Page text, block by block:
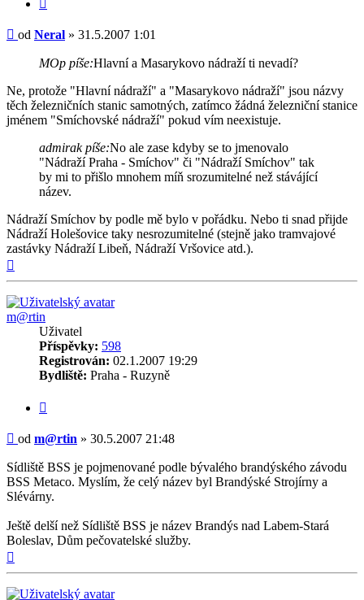
Příspěvek
od Neral » 31.5.2007 1:01
MOp píše:Hlavní a Masarykovo nádraží ti nevadí?
Ne, protože "Hlavní nádraží" a "Masarykovo nádraží" jsou názvy
těch železničních stanic samotných, zatímco žádná železniční stanice
jménem "Smíchovské nádraží" pokud vím neexistuje.
admirak píše:No ale zase kdyby se to jmenovalo
"Nádraží Praha - Smíchov" či "Nádraží Smíchov" tak
by mi to přišlo mnohem míň srozumitelné než stávájící
název.
Nádraží Smíchov by podle mě bylo v pořádku. Nebo ti snad přijde
Nádraží Holešovice taky nesrozumitelné (stejně jako tramvajové
zastávky Nádraží Libeň, Nádraží Vršovice atd.).
m@rtin
Uživatel
Příspěvky: 598
Registrován: 02.1.2007 19:29
Bydliště: Praha - Ruzyně
Příspěvek
od m@rtin » 30.5.2007 21:48
Sídliště BSS je pojmenované podle bývalého brandýského závodu
BSS Metaco. Myslím, že celý název byl Brandýské Strojírny a
Slévárny.
Ještě delší než Sídliště BSS je název Brandýs nad Labem-Stará
Boleslav, Dům pečovatelské služby.